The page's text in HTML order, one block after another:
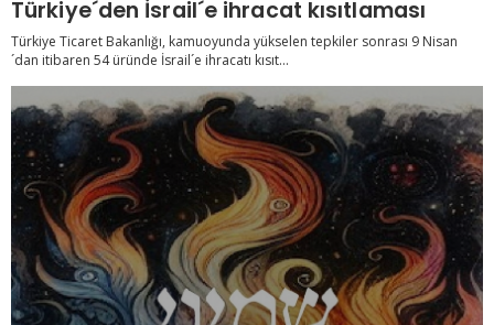
Türkiye´den İsrail´e ihracat kısıtlaması
Türkiye Ticaret Bakanlığı, kamuoyunda yükselen tepkiler sonrası 9 Nisan
´dan itibaren 54 üründe İsrail´e ihracatı kısıt...